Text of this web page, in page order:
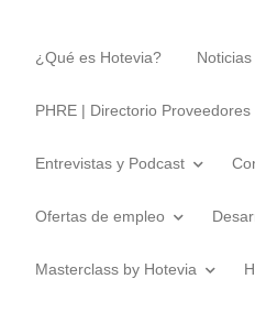
¿Qué es Hotevia?
PHRE | Directorio Proveedores
Entrevistas y Podcast
Ofertas de empleo
Masterclass by Hotevia